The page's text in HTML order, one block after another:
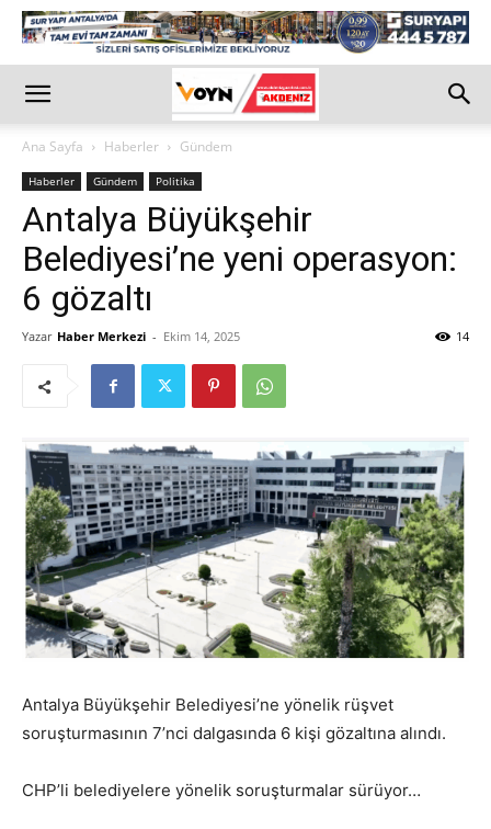
Ana Sayfa Haberler Gündem
Haberler Gündem Politika
Antalya Büyükşehir
Belediyesi’ne yeni operasyon:
6 gözaltı
Yazar Haber Merkezi - Ekim 14, 2025 14
Antalya Büyükşehir Belediyesi’ne yönelik rüşvet
soruşturmasının 7’nci dalgasında 6 kişi gözaltına alındı.
CHP’li belediyelere yönelik soruşturmalar sürüyor…